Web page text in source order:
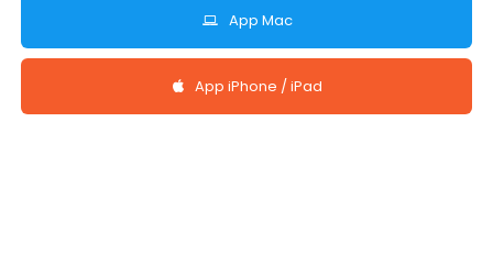
App Mac
App iPhone / iPad